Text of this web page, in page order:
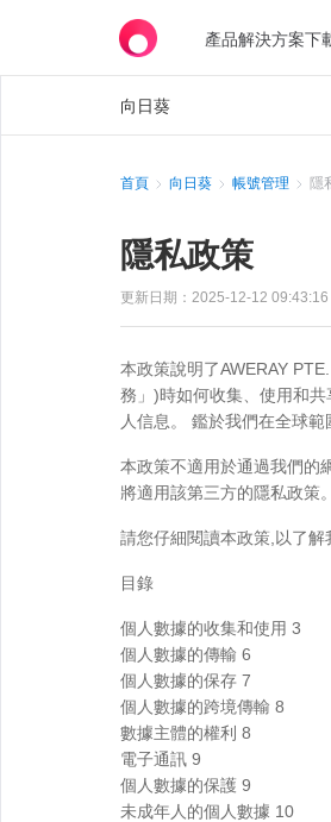
產品解決方案下
向日葵
首頁 向日葵 帳號管理 隱
隱私政策
更新日期：2025-12-12 09:43:16
本政策說明了AWERAY
務」)時如何收集、使用和
人信息。 鑑於我們在全球
本政策不適用於通過我們的
將適用該第三方的隱私政策。
請您仔細閱讀本政策,以了解
目錄
個人數據的收集和使用 3
個人數據的傳輸 6
個人數據的保存 7
個人數據的跨境傳輸 8
數據主體的權利 8
電子通訊 9
個人數據的保護 9
未成年人的個人數據 10